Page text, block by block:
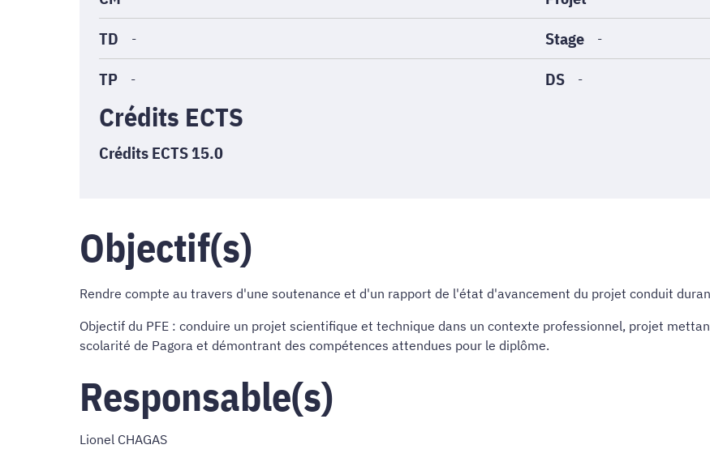
TD - Stage -
TP - DS -
Crédits ECTS
Crédits ECTS 15.0
Objectif(s)
Rendre compte au travers d'une soutenance et d'un rapport de l'état d'avancement du projet conduit
Objectif du PFE : conduire un projet scientifique et technique dans un contexte professionnel, projet
scolarité de Pagora et démontrant des compétences attendues pour le diplôme.
Responsable(s)
Lionel CHAGAS